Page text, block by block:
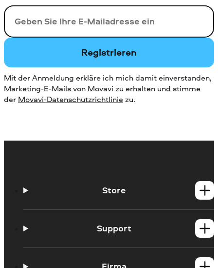
Ihre E-Mail-Addresse
Registrieren
Mit der Anmeldung erkläre ich mich damit einverstanden,
Marketing-E-Mails von Movavi zu erhalten und stimme
der Movavi-Datenschutzrichtliniezu.
Store
Mac-Produkte
Support